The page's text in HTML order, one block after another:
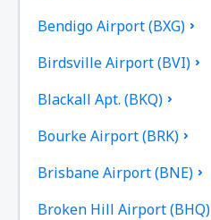
Bendigo Airport (BXG)
Birdsville Airport (BVI)
Blackall Apt. (BKQ)
Bourke Airport (BRK)
Brisbane Airport (BNE)
Broken Hill Airport (BHQ)